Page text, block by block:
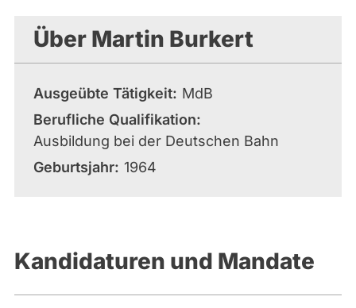
Über Martin Burkert
Ausgeübte Tätigkeit
MdB
Berufliche Qualifikation
Ausbildung bei der Deutschen Bahn
Geburtsjahr 1964
Kandidaturen und Mandate